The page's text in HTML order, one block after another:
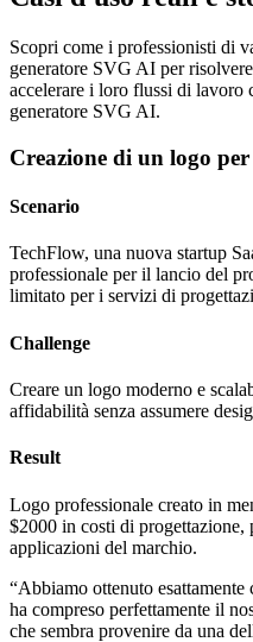
Scopri come i professionisti di
generatore SVG AI per
accelerare i loro flussi di lavoro
generatore SVG AI.
Creazione di un logo
Scenario
TechFlow, una nuova startup
professionale per il lancio del
limitato per i servizi di
Challenge
Creare un logo moderno e
affidabilità senza assumere
Result
Logo professionale creato in
$2000 in costi di progettazione,
applicazioni del marchio.
“Abbiamo ottenuto
ha compreso perfettamente il
che sembra provenire da una